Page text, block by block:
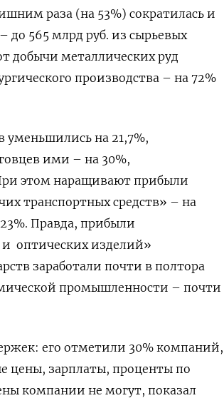
раза (на 53%) сократилась и
565 млрд руб. из сырьевых
добычи металлических руд
производства – на 72%
на 21,7%,
ими – на 30%,
этом наращивают прибыли
транспортных средств» – на
Правда, прибыли
оптических изделий»
заработали почти в полтора
промышленности – почти
его отметили 30% компаний,
цены, зарплаты, проценты по
компании не могут, показал